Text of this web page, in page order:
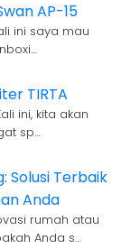
AP-15
ini saya mau
TIRTA
ini, kita akan
sp…
Solusi Terbaik
Anda
rumah atau
Anda s…